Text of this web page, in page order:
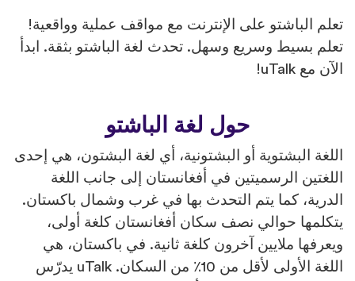
تعلم الباشتو على الإنترنت مع مواقف عملية وواقعية!
تعلم بسيط وسريع وسهل. تحدث لغة الباشتو بثقة. ابدأ
الآن مع uTalk!
حول لغة الباشتو
اللغة البشتوية أو البشتونية، أي لغة البشتون، هي إحدى
اللغتين الرسميتين في أفغانستان إلى جانب اللغة
الدرية، كما يتم التحدث بها في غرب وشمال باكستان.
يتكلمها حوالي نصف سكان أفغانستان كلغة أولى،
ويعرفها ملايين آخرون كلغة ثانية. في باكستان، هي
اللغة الأولى لأقل من 10٪ من السكان. uTalk يدرّس